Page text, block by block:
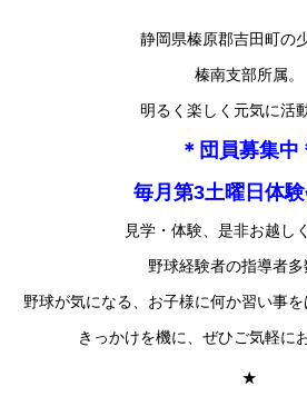
静岡県榛原郡吉田町の
榛南支部所属。
明るく楽しく元気に活
＊団員募集中
毎月第3土曜日体
見学・体験、是非お越し
野球経験者の指導者多
野球が気になる、お子様に何か習い事を
きっかけを機に、ぜひご気軽に
★